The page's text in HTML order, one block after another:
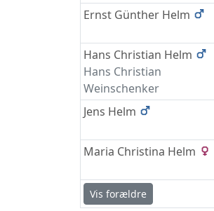
Ernst Günther Helm
Hans Christian Helm
Hans Christian
Weinschenker
Jens Helm
Maria Christina Helm
Vis forældre